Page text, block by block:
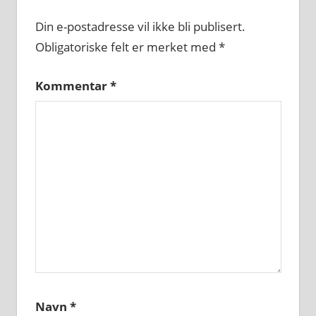
Din e-postadresse vil ikke bli publisert.
Obligatoriske felt er merket med *
Kommentar*
Navn *